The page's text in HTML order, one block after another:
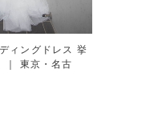
ディングドレス 挙
｜ 東京・名古